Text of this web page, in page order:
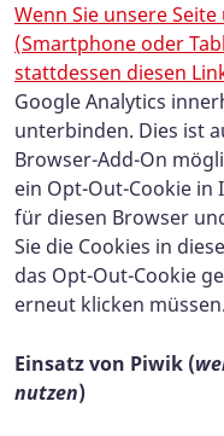
Wenn Sie unsere
(Smartphone oder
stattdessen diesen
Google Analytics
unterbinden. Dies ist
Browser-Add-On
ein Opt-Out-Cookie
für diesen Browser
Sie die Cookies in
das Opt-Out-Cookie
erneut klicken müssen.
Einsatz von Piwik (
nutzen)